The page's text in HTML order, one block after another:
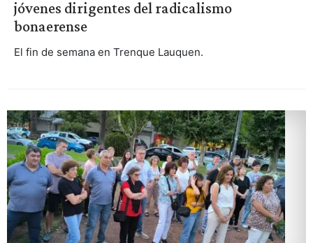
jóvenes dirigentes del radicalismo
bonaerense
El fin de semana en Trenque Lauquen.